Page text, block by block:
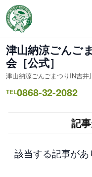
容
を
ス
キ
ッ
プ
津山納涼ごんご
会［公式］
津山納涼ごんごまつりIN吉
TEL0868-32-2082
記
該当する記事があ